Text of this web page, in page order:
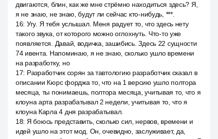
двигаются, блин, как же мне стрёмно находиться здесь? Я,
я не знаю, не знаю, будут ли сейчас кто-нибудь, ***.
16: Угу. Я тебя услышал. Меня радует то, что здесь нету
такого звука, от которого можно оглохнуть. Что-то уже
появляется. Давай, водичка, зашибись. Здесь 22 сущности
74 ивента. Напоминаю, я не знаю, сколько ушло времени
на разработку, но
17: Разработчик сорян за тавтологию разработчик сказал в
описании Кюрс форджа то, что на 1 версию ушло полтора
месяца, ты понимаешь, полтора месяца, учитывая то, что я
клоуна арта разрабатывал 2 недели, учитывая то, что я
клоуна Карла 4 дня разрабатывал.
18: Я боюсь представить, сколько сил, нервов, времени и
идей ушло на этот мод. Он, очевидно, заслуживает, да,